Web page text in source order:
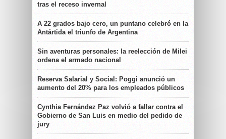
tras el receso invernal
A 22 grados bajo cero, un puntano celebró en la
Antártida el triunfo de Argentina
Sin aventuras personales: la reelección de Milei
ordena el armado nacional
Reserva Salarial y Social: Poggi anunció un
aumento del 20% para los empleados públicos
Cynthia Fernández Paz volvió a fallar contra el
Gobierno de San Luis en medio del pedido de
jury